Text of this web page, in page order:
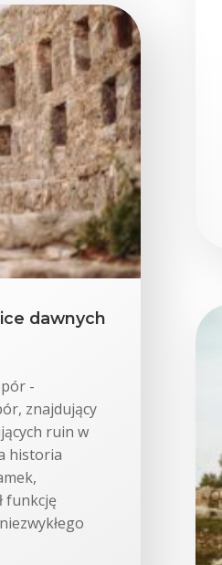
dawnych
-
znajdujący
ruin w
historia
funkcję